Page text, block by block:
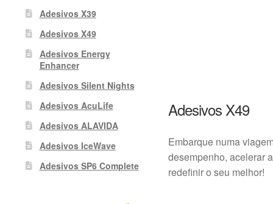
Adesivos X49
Embarque numa
desempenho, acelerar
redefinir o seu melhor!
Adesivos X39
Adesivos X49
Adesivos Energy
Enhancer
Adesivos Silent Nights
Adesivos AcuLife
Adesivos ALAVIDA
Adesivos IceWave
Adesivos SP6 Complete